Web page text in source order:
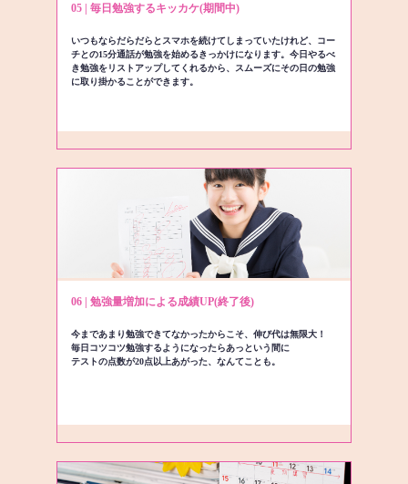
05 | 毎日勉強するキッカケ(期間中)
いつもならだらだらとスマホを続けてしまっていたけれど、コー
チとの15分通話が勉強を始めるきっかけになります。今日やるべ
き勉強をリストアップしてくれるから、スムーズにその日の勉強
に取り掛かることができます。
06 | 勉強量増加による成績UP(終了後)
今まであまり勉強できてなかったからこそ、伸び代は無限大！
毎日コツコツ勉強するようになったらあっという間に
テストの点数が20点以上あがった、なんてことも。